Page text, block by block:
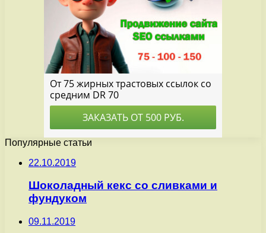
Популярные статьи
22.10.2019
Шоколадный кекс со сливками и
фундуком
09.11.2019